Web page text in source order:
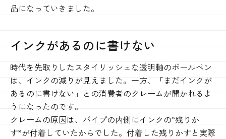
品になっていきました。
インクがあるのに書けない
時代を先取りしたスタイリッシュな透明軸のボールペン
は、インクの減りが見えました。一方、「まだインクが
あるのに書けない」との消費者のクレームが聞かれるよ
うになったのです。
クレームの原因は、パイプの内側にインクの“残りか
す”が付着していたからでした。付着した残りかすと実際